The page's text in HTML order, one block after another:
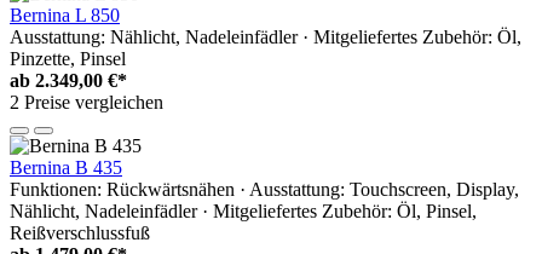
Bernina L 850
Ausstattung: Nählicht, Nadeleinfädler · Mitgeliefertes Zubehör: Öl,
Pinzette, Pinsel
ab 2.349,00 €*
2 Preise vergleichen
Bernina B 435
Funktionen: Rückwärtsnähen · Ausstattung: Touchscreen, Display,
Nählicht, Nadeleinfädler · Mitgeliefertes Zubehör: Öl, Pinsel,
Reißverschlussfuß